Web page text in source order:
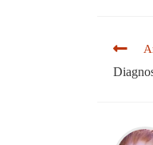
Read
articles